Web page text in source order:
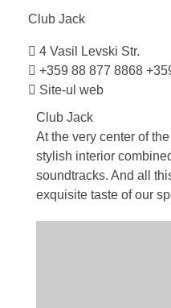
Club Jack
4 Vasil Levski Str.
+359 88 877 8868
Site-ul web
Club Jack
At the very center of
stylish interior
soundtracks. And all
exquisite taste of our